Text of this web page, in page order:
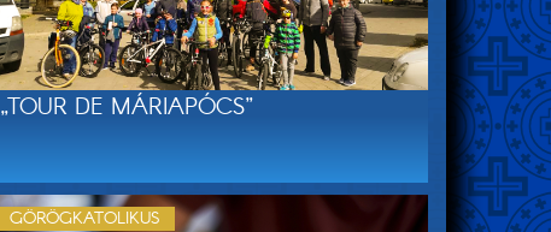
„TOUR DE MÁRIAPÓCS”
GÖRÖGKATOLIKUS